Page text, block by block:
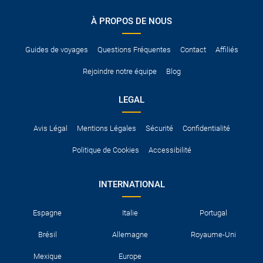
Pour vous en assurer, vous pouvez vous renseigner auprès des
services consulaires du pays concerné.
À PROPOS DE NOUS
Guides de voyages Questions Fréquentes Contact Affiliés
Rejoindre notre équipe Blog
LEGAL
Avis Légal Mentions Légales Sécurité Confidentialité
Politique de Cookies Accessibilité
INTERNATIONAL
Espagne Italie Portugal
Brésil Allemagne Royaume-Uni
Mexique Europe